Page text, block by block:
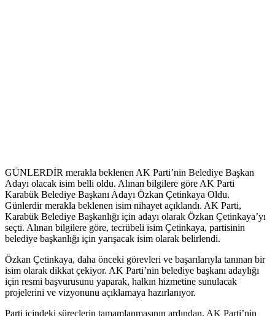
GÜNLERDİR merakla beklenen AK Parti’nin Belediye Başkan
Adayı olacak isim belli oldu. Alınan bilgilere göre AK Parti
Karabük Belediye Başkanı Adayı Özkan Çetinkaya Oldu.
Günlerdir merakla beklenen isim nihayet açıklandı. AK Parti,
Karabük Belediye Başkanlığı için adayı olarak Özkan Çetinkaya’yı
seçti. Alınan bilgilere göre, tecrübeli isim Çetinkaya, partisinin
belediye başkanlığı için yarışacak isim olarak belirlendi.
Özkan Çetinkaya, daha önceki görevleri ve başarılarıyla tanınan bir
isim olarak dikkat çekiyor. AK Parti’nin belediye başkanı adaylığı
için resmi başvurusunu yaparak, halkın hizmetine sunulacak
projelerini ve vizyonunu açıklamaya hazırlanıyor.
Parti içindeki süreçlerin tamamlanmasının ardından, AK Parti’nin